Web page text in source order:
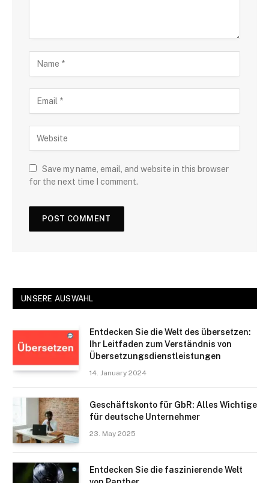
Save my name, email, and website in this browser
for the next time I comment.
UNSERE AUSWAHL
Entdecken Sie die Welt des übersetzen:
Ihr Leitfaden zum Verständnis von
Übersetzungsdienstleistungen
14. January 2024
Geschäftskonto für GbR: Alles Wichtige
für deutsche Unternehmer
23. May 2025
Entdecken Sie die faszinierende Welt